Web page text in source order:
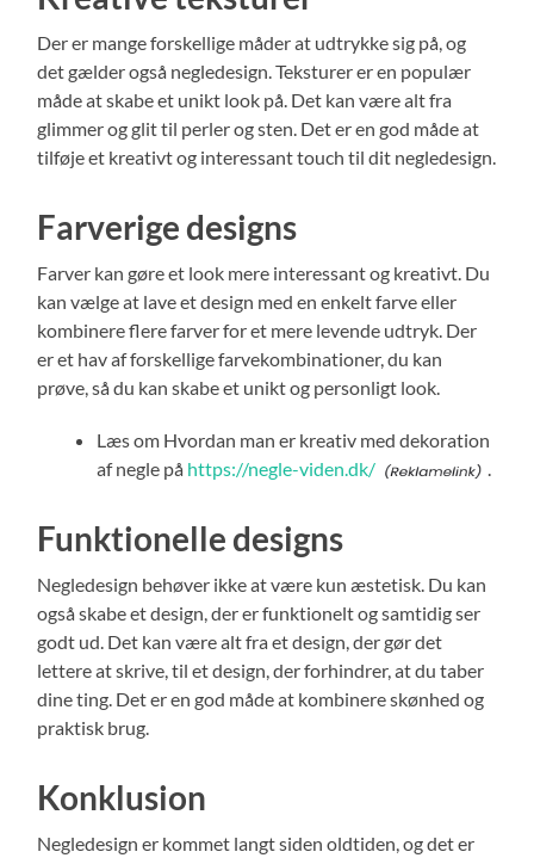
Der er mange forskellige måder at udtrykke sig på, og
det gælder også negledesign. Teksturer er en populær
måde at skabe et unikt look på. Det kan være alt fra
glimmer og glit til perler og sten. Det er en god måde at
tilføje et kreativt og interessant touch til dit negledesign.
Farverige designs
Farver kan gøre et look mere interessant og kreativt. Du
kan vælge at lave et design med en enkelt farve eller
kombinere flere farver for et mere levende udtryk. Der
er et hav af forskellige farvekombinationer, du kan
prøve, så du kan skabe et unikt og personligt look.
Læs om Hvordan man er kreativ med dekoration
af negle på https://negle-viden.dk/ .
Funktionelle designs
Negledesign behøver ikke at være kun æstetisk. Du kan
også skabe et design, der er funktionelt og samtidig ser
godt ud. Det kan være alt fra et design, der gør det
lettere at skrive, til et design, der forhindrer, at du taber
dine ting. Det er en god måde at kombinere skønhed og
praktisk brug.
Konklusion
Negledesign er kommet langt siden oldtiden, og det er